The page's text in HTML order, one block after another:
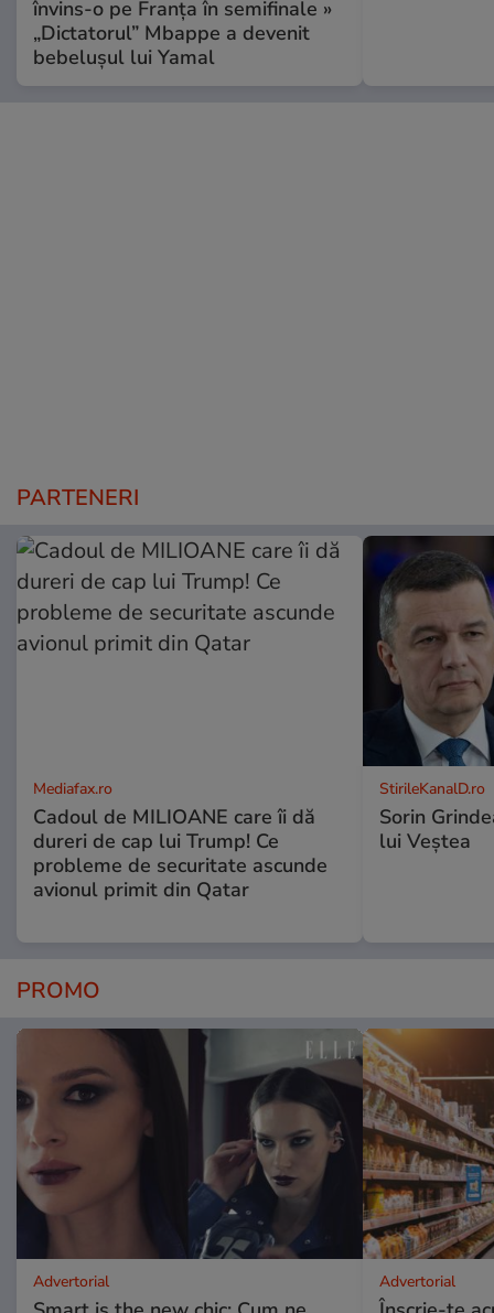
învins-o pe Franța în semifinale »
„Dictatorul” Mbappe a devenit
bebelușul lui Yamal
PARTENERI
Mediafax.ro
Cadoul de MILIOANE care îi dă
dureri de cap lui Trump! Ce
probleme de securitate ascunde
avionul primit din Qatar
StirileKanalD.ro
Sorin
lui Veștea
PROMO
Advertorial Advertorial